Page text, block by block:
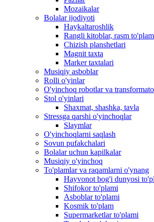
Mozaikalar
Bolalar ijodiyoti
Haykaltaroshlik
Rangli kitoblar, rasm
Chizish planshetlari
Magnit taxta
Marker taxtalari
Musiqiy asboblar
Rolli o'yinlar
O'yinchoq robotlar va
Stol o'yinlari
Shaxmat, shashka, tavla
Stressga qarshi o'yinchoqlar
Slaymlar
O'yinchoqlarni saqlash
Sovun pufakchalari
Bolalar uchun kapilkalar
Musiqiy o'yinchoq
To'plamlar va raqamlarni o'ynang
Hayvonot bog'i dunyosi
Shifokor to'plami
Asboblar to'plami
Kosmik to'plam
Supermarketlar to'plami